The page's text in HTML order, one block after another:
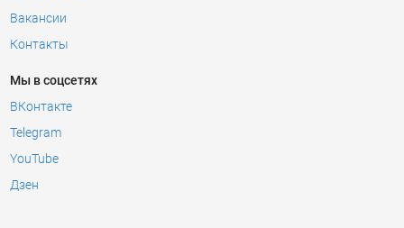
Вакансии
Контакты
Мы в соцсетях
ВКонтакте
Telegram
YouTube
Дзен